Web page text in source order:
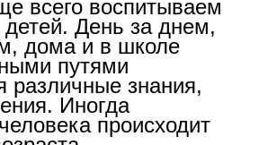
всего воспитываем
День за днем,
дома и в школе
путями
различные знания,
Иногда
происходит